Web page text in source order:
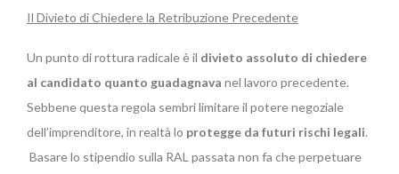
Il Divieto di Chiedere la Retribuzione Precedente
Un punto di rottura radicale è il divieto assoluto di chiedere
al candidato quanto guadagnava nel lavoro precedente.
Sebbene questa regola sembri limitare il potere negoziale
dell’imprenditore, in realtà lo protegge da futuri rischi legali.
Basare lo stipendio sulla RAL passata non fa che perpetuare